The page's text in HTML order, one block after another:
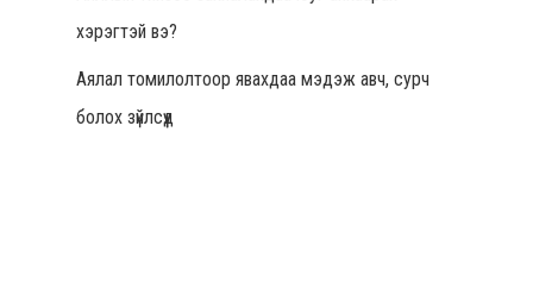
хэрэгтэй вэ?
Аялал томилолтоор явахдаа мэдэж авч, сурч
болох зүйлсүүд
Холбоо Барих